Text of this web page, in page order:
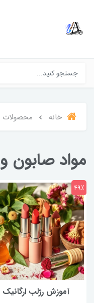
خانه محصولات
مواد صابون
آموزش رژلب ارگانیک
49٪